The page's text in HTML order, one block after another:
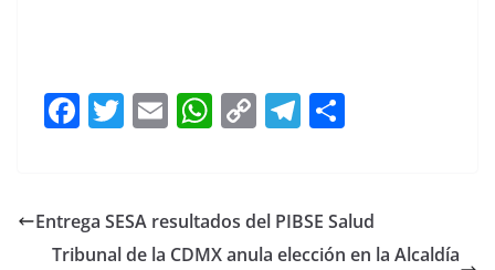
F
e
b
T
er
E
l
W
s
A
C
y
Li
T
gr
a
e
Entrega SESA resultados del PIBSE Salud
Tribunal de la CDMX anula elección en la Alcaldía